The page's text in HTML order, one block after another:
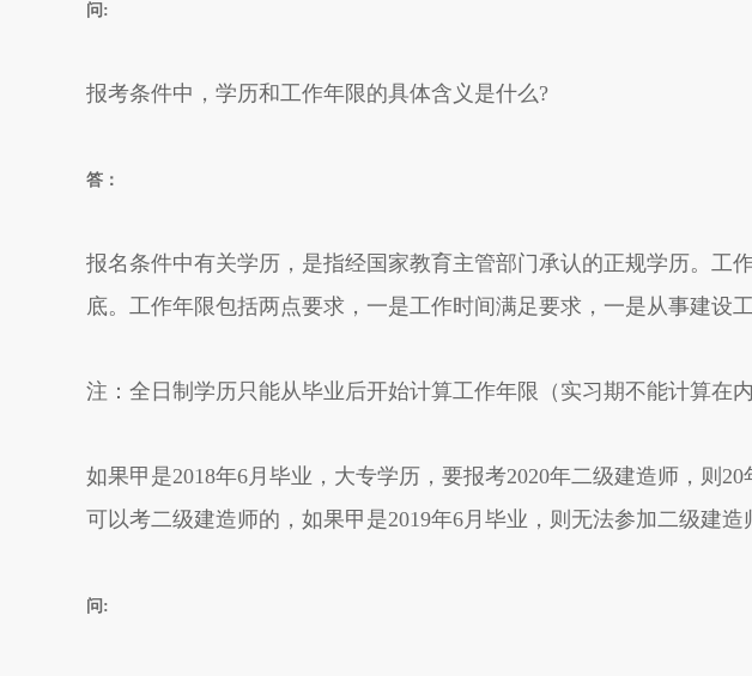
问:
报考条件中，学历和工作年限的具体含义是什么?
答：
报名条件中有关学历，是指经国家教育主管部门承认的正规学历。
底。工作年限包括两点要求，一是工作时间满足要求，一是从事建设
注：全日制学历只能从毕业后开始计算工作年限（实习期不能计算在
如果甲是2018年6月毕业，大专学历，要报考2020年二级建造师，则
可以考二级建造师的，如果甲是2019年6月毕业，则无法参加二级建造
问: